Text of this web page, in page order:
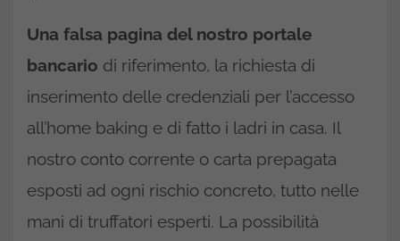
Una falsa pagina del nostro portale
bancario di riferimento, la richiesta di
inserimento delle credenziali per l’accesso
all’home baking e di fatto i ladri in casa. Il
nostro conto corrente o carta prepagata
esposti ad ogni rischio concreto, tutto nelle
mani di truffatori esperti. La possibilità